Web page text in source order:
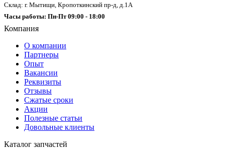
Склад: г. Мытищи, Кропоткинский пр-д, д.1А
Часы работы: Пн-Пт 09:00 - 18:00
Компания
О компании
Партнеры
Опыт
Вакансии
Реквизиты
Отзывы
Сжатые сроки
Акции
Полезные статьи
Довольные клиенты
Каталог запчастей